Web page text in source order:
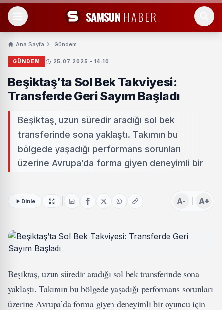
SAMSUN HABER
Ana Sayfa Gündem
GÜNDEM 25.07.2025 - 14:10
Beşiktaş’ta Sol Bek Takviyesi:
Transferde Geri Sayım Başladı
Beşiktaş, uzun süredir aradığı sol bek
transferinde sona yaklaştı. Takımın bu
bölgede yaşadığı performans sorunları
üzerine Avrupa’da forma giyen deneyimli bir
Dinle A- A+
Beşiktaş, uzun süredir aradığı sol bek transferinde sona
yaklaştı. Takımın bu bölgede yaşadığı performans sorunları
üzerine Avrupa’da forma giyen deneyimli bir oyuncu için